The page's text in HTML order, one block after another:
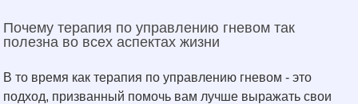
Почему терапия по управлению гневом так
полезна во всех аспектах жизни
В то время как терапия по управлению гневом - это
подход, призванный помочь вам лучше выражать свои